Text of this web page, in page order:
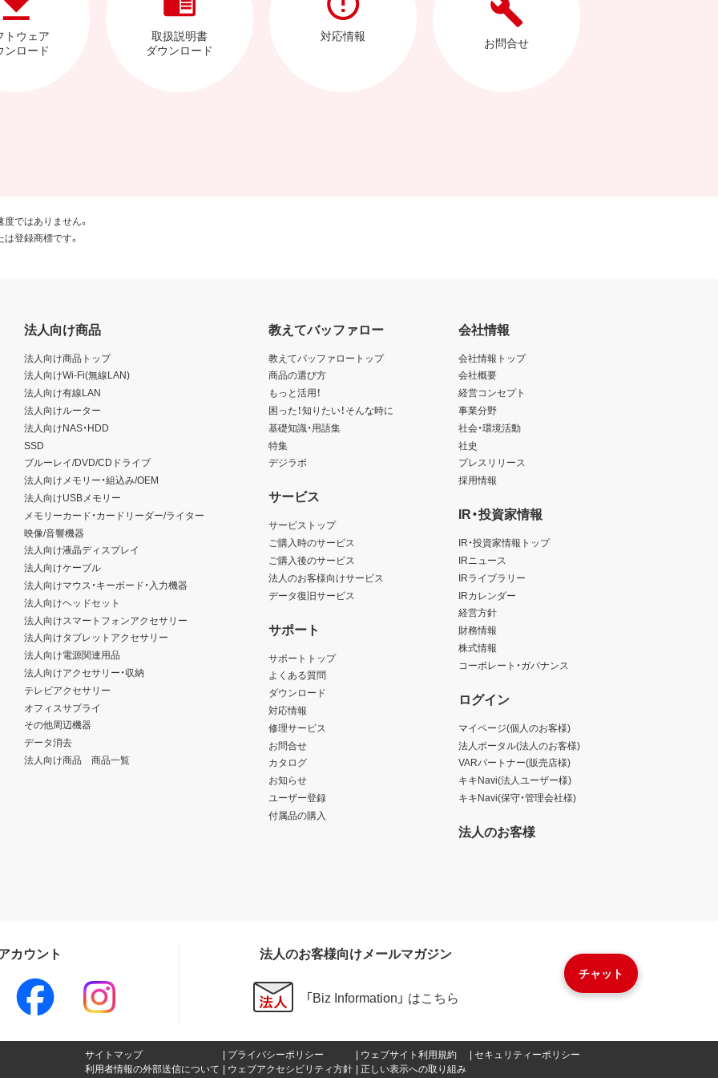
トウェア
ンロード
取扱説明書
ダウンロード
対応情報 お問合せ
チャット
ではありません。
登録商標です。
法人向け商品
法人向け商品トップ
法人向けWi-Fi(無線LAN)
法人向け有線LAN
法人向けルーター
法人向けNAS・HDD
SSD
ブルーレイ/DVD/CDドライブ
法人向けメモリー・組込み/OEM
法人向けUSBメモリー
メモリーカード・カードリーダー/ライター
映像/音響機器
法人向け液晶ディスプレイ
法人向けケーブル
法人向けマウス・キーボード・入力機器
法人向けヘッドセット
法人向けスマートフォンアクセサリー
法人向けタブレットアクセサリー
法人向け電源関連用品
法人向けアクセサリー・収納
テレビアクセサリー
オフィスサプライ
その他周辺機器
データ消去
法人向け商品 商品一覧
教えてバッファロー
教えてバッファロートップ
商品の選び方
もっと活用！
困った！知りたい！そんな時に
基礎知識・用語集
特集
デジラボ
サービス
サービストップ
ご購入時のサービス
ご購入後のサービス
法人のお客様向けサービス
データ復旧サービス
サポート
サポートトップ
よくある質問
ダウンロード
対応情報
修理サービス
お問合せ
カタログ
お知らせ
ユーザー登録
付属品の購入
会社情報
会社情報トップ
会社概要
経営コンセプト
事業分野
社会・環境活動
社史
プレスリリース
採用情報
IR・投資家情報
IR・投資家情報トップ
IRニュース
IRライブラリー
IRカレンダー
経営方針
財務情報
株式情報
コーポレート・ガバナンス
ログイン
マイページ(個人のお客様)
法人ポータル(法人のお客様)
VARパートナー(販売店様)
キキNavi(法人ユーザー様)
キキNavi(保守・管理会社様)
法人のお客様
カウント 法人のお客様向けメールマガジン
「Biz Information」 はこちら
サイトマップ プライバシーポリシー ウェブサイト利用規約
セキュリティーポリシー
利用者情報の外部送信について
ウェブアクセシビリティ方針 正しい表示への取り組み